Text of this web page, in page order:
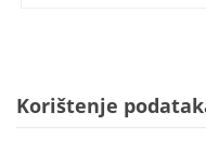
Korištenje